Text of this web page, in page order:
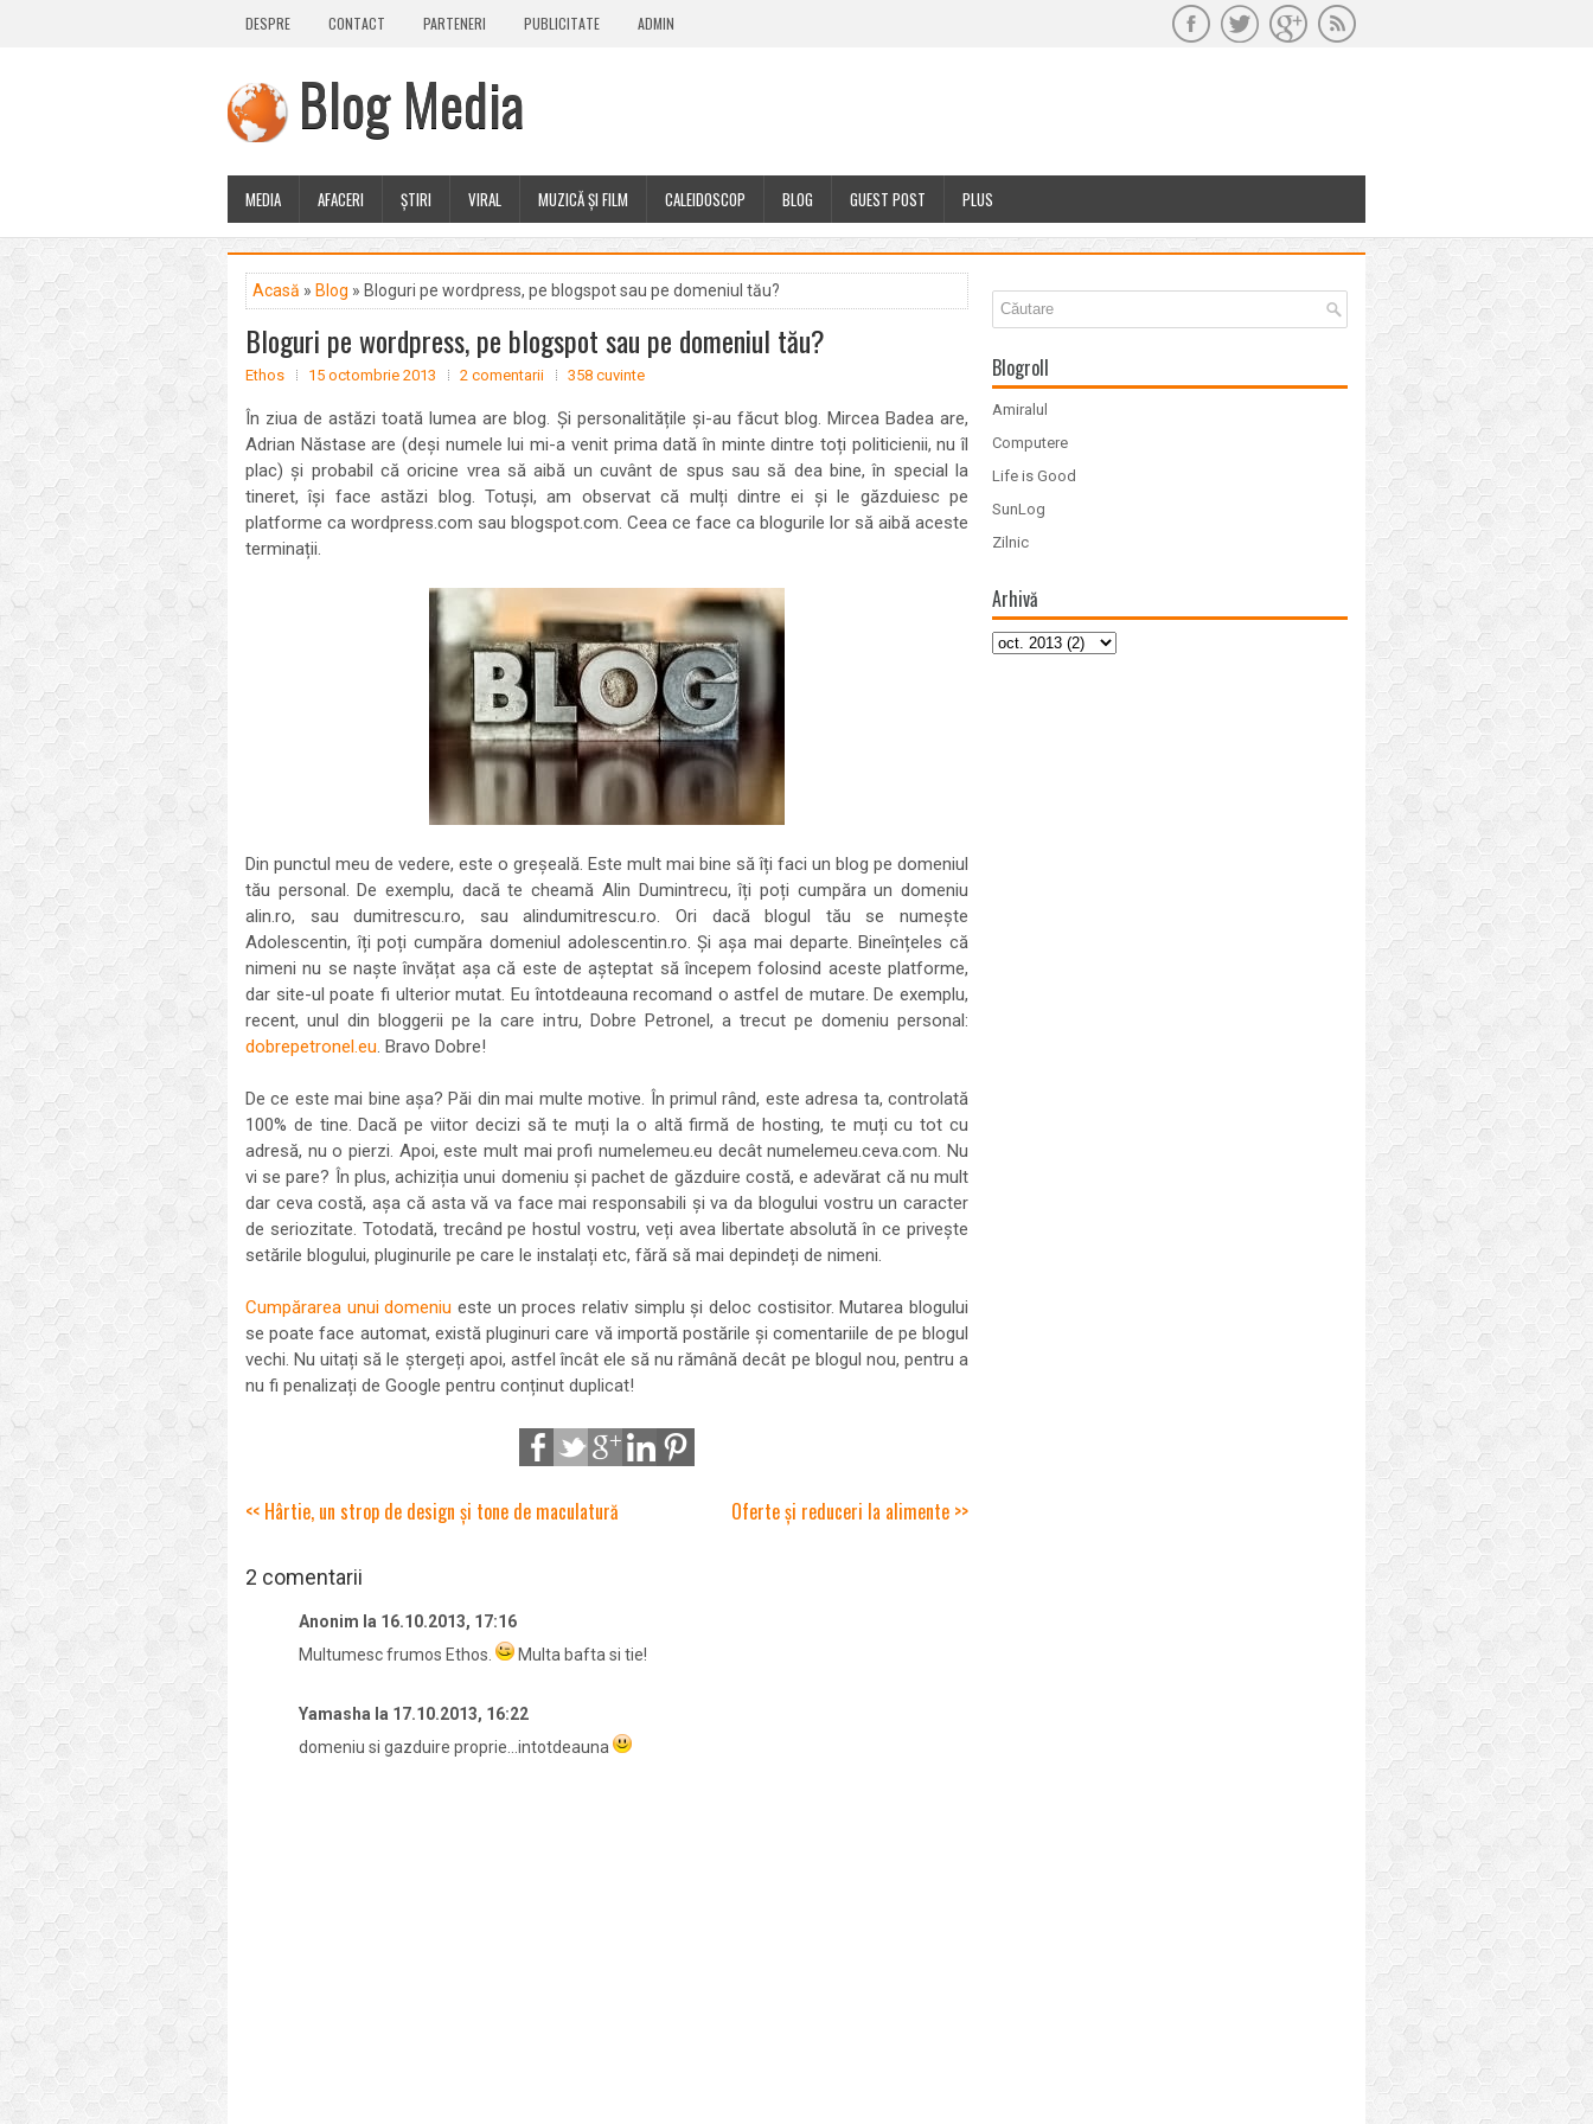
DESPRE CONTACT PARTENERI PUBLICITATE ADMIN
Blog Media
MEDIA AFACERI ȘTIRI VIRAL MUZICĂ ȘI FILM CALEIDOSCOP BLOG GUEST POST PLUS
Acasă » Blog » Bloguri pe wordpress, pe blogspot sau pe domeniul tău?
Bloguri pe wordpress, pe blogspot sau pe domeniul tău?
Ethos 15 octombrie 2013 2 comentarii 358 cuvinte
În ziua de astăzi toată lumea are blog. Și personalitățile și-au făcut blog. Mircea Badea are,
Adrian Năstase are (deși numele lui mi-a venit prima dată în minte dintre toți politicienii, nu îl
plac) și probabil că oricine vrea să aibă un cuvânt de spus sau să dea bine, în special la
tineret, își face astăzi blog. Totuși, am observat că mulți dintre ei și le găzduiesc pe
platforme ca wordpress.com sau blogspot.com. Ceea ce face ca blogurile lor să aibă aceste
terminații.
Din punctul meu de vedere, este o greșeală. Este mult mai bine să îți faci un blog pe domeniul
tău personal. De exemplu, dacă te cheamă Alin Dumintrecu, îți poți cumpăra un domeniu
alin.ro, sau dumitrescu.ro, sau alindumitrescu.ro. Ori dacă blogul tău se numește
Adolescentin, îți poți cumpăra domeniul adolescentin.ro. Și așa mai departe. Bineînțeles că
nimeni nu se naște învățat așa că este de așteptat să începem folosind aceste platforme,
dar site-ul poate fi ulterior mutat. Eu întotdeauna recomand o astfel de mutare. De exemplu,
recent, unul din bloggerii pe la care intru, Dobre Petronel, a trecut pe domeniu personal:
dobrepetronel.eu. Bravo Dobre!
De ce este mai bine așa? Păi din mai multe motive. În primul rând, este adresa ta, controlată
100% de tine. Dacă pe viitor decizi să te muți la o altă firmă de hosting, te muți cu tot cu
adresă, nu o pierzi. Apoi, este mult mai profi numelemeu.eu decât numelemeu.ceva.com. Nu
vi se pare? În plus, achiziția unui domeniu și pachet de găzduire costă, e adevărat că nu mult
dar ceva costă, așa că asta vă va face mai responsabili și va da blogului vostru un caracter
de seriozitate. Totodată, trecând pe hostul vostru, veți avea libertate absolută în ce privește
setările blogului, pluginurile pe care le instalați etc, fără să mai depindeți de nimeni.
Cumpărarea unui domeniu este un proces relativ simplu și deloc costisitor. Mutarea blogului
se poate face automat, există pluginuri care vă importă postările și comentariile de pe blogul
vechi. Nu uitați să le ștergeți apoi, astfel încât ele să nu rămână decât pe blogul nou, pentru a
nu fi penalizați de Google pentru conținut duplicat!
<< Hârtie, un strop de design și tone de maculatură Oferte și reduceri la alimente >>
2 comentarii
Anonim la 16.10.2013, 17:16
Multumesc frumos Ethos.
Multa bafta si tie!
Yamasha la 17.10.2013, 16:22
domeniu si gazduire proprie...intotdeauna
Blogroll
Amiralul
Computere
Life is Good
SunLog
Zilnic
Arhivă